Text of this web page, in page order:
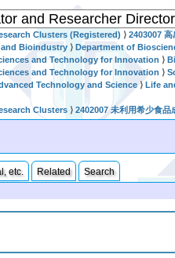
Clusters (Registered) ⟩2403007
Bioindustry ⟩Department of
and Technology for Innovation ⟩
and Technology for Innovation ⟩
Technology and Science⟩Life
Clusters ⟩2402007 未利用希少食
etc. Related
Search